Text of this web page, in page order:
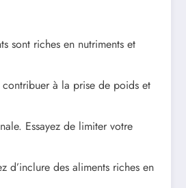
sont riches en nutriments et
contribuer à la prise de poids et
Essayez de limiter votre
d’inclure des aliments riches en